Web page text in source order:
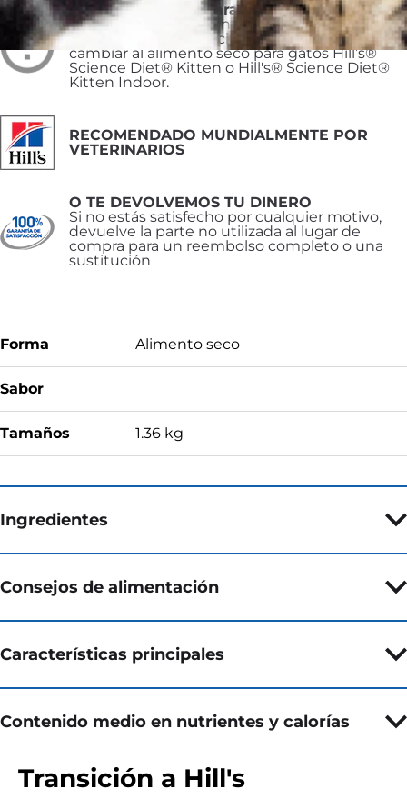
No recomendado para
Gatitos y gatas gestantes o lactantes. Durante
la gestación o lactancia, las gatas deben
cambiar al alimento seco para gatos Hill’s®
Science Diet® Kitten o Hill's® Science Diet®
Kitten Indoor.
RECOMENDADO MUNDIALMENTE POR
VETERINARIOS
O TE DEVOLVEMOS TU DINERO
Si no estás satisfecho por cualquier motivo,
devuelve la parte no utilizada al lugar de
compra para un reembolso completo o una
sustitución
Forma Alimento seco
Sabor
Tamaños 1.36 kg
Ingredientes
Consejos de alimentación
Características principales
Contenido medio en nutrientes y calorías
Transición a Hill's